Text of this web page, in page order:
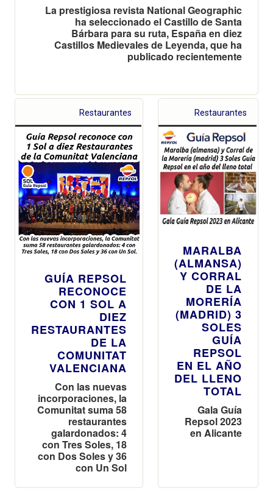
La prestigiosa revista National Geographic
ha seleccionado el Castillo de Santa
Bárbara para su ruta, España en diez
Castillos Medievales de Leyenda, que ha
publicado recientemente
Restaurantes
GUÍA REPSOL
RECONOCE
CON 1 SOL A
DIEZ
RESTAURANTES
DE LA
COMUNITAT
VALENCIANA
Con las nuevas
incorporaciones, la
Comunitat suma 58
restaurantes
galardonados: 4
con Tres Soles, 18
con Dos Soles y 36
con Un Sol
Restaurantes
MARALBA
(ALMANSA)
Y CORRAL
DE LA
MORERÍA
(MADRID) 3
SOLES
GUÍA
REPSOL
EN EL AÑO
DEL LLENO
TOTAL
Gala Guía
Repsol 2023
en Alicante